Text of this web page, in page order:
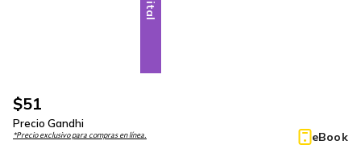
$51
Precio Gandhi
*Precio exclusivo para compras en línea. eBook